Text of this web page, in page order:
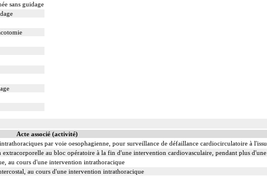
sans guidage
Acte associé (activité)
par voie oesophagienne, pour surveillance de défaillance cardiocirculatoire à
au bloc opératoire à la fin d'une intervention cardiovasculaire, pendant plus
au cours d'une intervention intrathoracique
au cours d'une intervention intrathoracique